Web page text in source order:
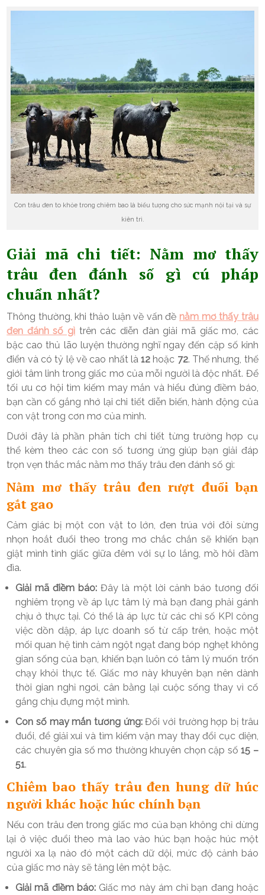
Con trâu đen to khỏe trong chiêm bao là biểu tượng cho sức mạnh nội tại và sự
kiên trì.
Giải mã chi tiết: Nằm mơ thấy
trâu đen đánh số gì cú pháp
chuẩn nhất?
Thông thường, khi thảo luận về vấn đề nằm mơ thấy trâu
đen đánh số gì trên các diễn đàn giải mã giấc mơ, các
bậc cao thủ lão luyện thường nghĩ ngay đến cặp số kinh
điển và có tỷ lệ về cao nhất là12 hoặc 72. Thế nhưng, thế
giới tâm linh trong giấc mơ của mỗi người là độc nhất. Để
tối ưu cơ hội tìm kiếm may mắn và hiểu đúng điềm báo,
bạn cần cố gắng nhớ lại chi tiết diễn biến, hành động của
con vật trong cơn mơ của mình.
Dưới đây là phần phân tích chi tiết từng trường hợp cụ
thể kèm theo các con số tương ứng giúp bạn giải đáp
trọn vẹn thắc mắc nằm mơ thấy trâu đen đánh số gì:
Nằm mơ thấy trâu đen rượt đuổi bạn
gắt gao
Cảm giác bị một con vật to lớn, đen trúa với đôi sừng
nhọn hoắt đuổi theo trong mơ chắc chắn sẽ khiến bạn
giật mình tỉnh giấc giữa đêm với sự lo lắng, mồ hôi đầm
đìa.
Giải mã điềm báo: Đây là một lời cảnh báo tương đối
nghiêm trọng về áp lực tâm lý mà bạn đang phải gánh
chịu ở thực tại. Có thể là áp lực từ các chỉ số KPI công
việc dồn dập, áp lực doanh số từ cấp trên, hoặc một
mối quan hệ tình cảm ngột ngạt đang bóp nghẹt không
gian sống của bạn, khiến bạn luôn có tâm lý muốn trốn
chạy khỏi thực tế. Giấc mơ này khuyên bạn nên dành
thời gian nghỉ ngơi, cân bằng lại cuộc sống thay vì cố
gắng chịu đựng một mình.
Con số may mắn tương ứng:Đối với trường hợp bị trâu
đuổi, để giải xui và tìm kiếm vận may thay đổi cục diện,
các chuyên gia số mơ thường khuyên chọn cặp số15 –
51.
Chiêm bao thấy trâu đen hung dữ húc
người khác hoặc húc chính bạn
Nếu con trâu đen trong giấc mơ của bạn không chỉ dừng
lại ở việc đuổi theo mà lao vào húc bạn hoặc húc một
người xa lạ nào đó một cách dữ dội, mức độ cảnh báo
của giấc mơ này sẽ tăng lên một bậc.
Giải mã điềm báo:Giấc mơ này ám chỉ bạn đang hoặc